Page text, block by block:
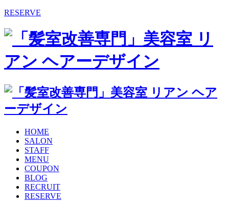
RESERVE
HOME
SALON
STAFF
MENU
COUPON
BLOG
RECRUIT
RESERVE